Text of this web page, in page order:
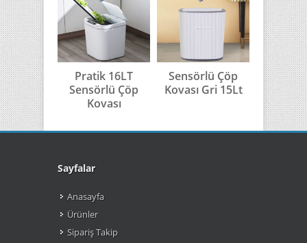
Pratik 16LT
Sensörlü Çöp
Kovası
Sensörlü Çöp
Kovası Gri 15Lt
Kovası
Sayfalar
Anasayfa
Ürünler
Sipariş Takip